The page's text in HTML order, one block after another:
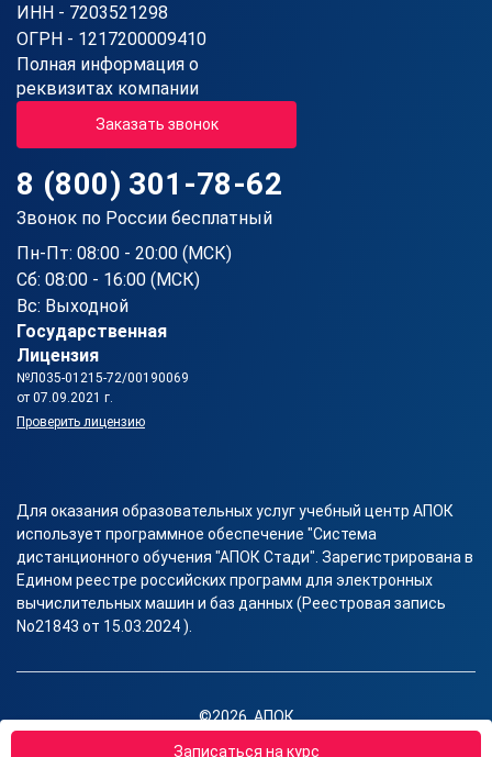
Записаться на курс
ИНН - 7203521298
ОГРН - 1217200009410
Полная информация о
реквизитах компании
Заказать звонок
8 (800) 301-78-62
Звонок по России бесплатный
Пн-Пт: 08:00 - 20:00 (МСК)
Сб: 08:00 - 16:00 (МСК)
Вс: Выходной
Государственная
Лицензия
№Л035-01215-72/00190069
от 07.09.2021 г.
Проверить лицензию
Для оказания образовательных услуг учебный центр АПОК
использует программное обеспечение "Система
дистанционного обучения "АПОК Стади". Зарегистрирована в
Едином реестре российских программ для электронных
вычислительных машин и баз данных (Реестровая запись
No21843 от 15.03.2024 ).
©2026, АПОК